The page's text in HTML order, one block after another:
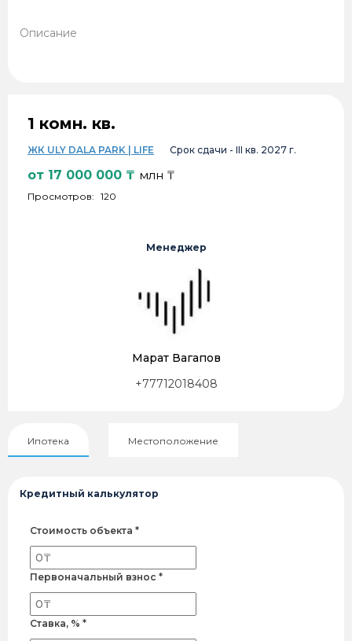
Описание
1 комн. кв.
ЖК ULY DALA PARK | LIFE Срок сдачи - III кв. 2027 г.
от 17 000 000 ₸ млн ₸
Просмотров: 120
Менеджер
Марат Вагапов
+77712018408
Ипотека Местоположение
Кредитный калькулятор
Стоимость объекта *
Первоначальный взнос *
Ставка, % *